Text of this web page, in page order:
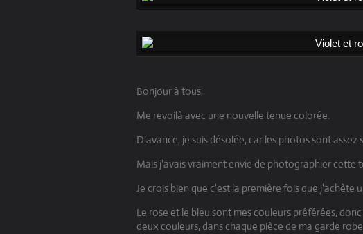
Bonjour à tous,
Me revoilà avec une nouvelle tenue colorée.
D'avance, je suis désolée, car les photos sont assez
Mais j'avais vraiment envie de photographier cette
Je crois bien que c'est la première fois que j'achète
Le rose et le bleu sont mes couleurs préférées,
deux couleurs, dans chaque pièce de ma garde